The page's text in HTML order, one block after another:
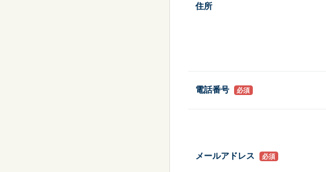
住所
電話番号 必須
メールアドレス 必須